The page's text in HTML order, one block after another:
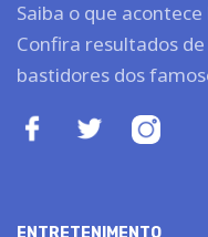
Saiba o que
Confira resultados
bastidores dos